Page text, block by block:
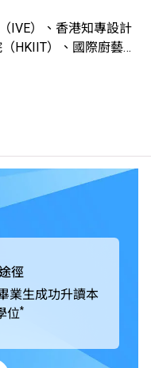
IVE）、香港知專設計
HKIIT）、國際廚藝學
論與實踐並重，能配合
力市場需求。
開辦的學士學位課程，
的銜接學位課程、
辦的學位銜接課程。
徑
業生成功升讀本
位*